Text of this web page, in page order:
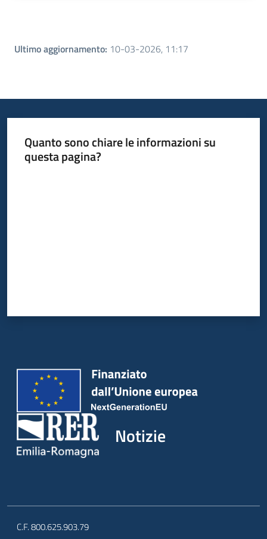
Ultimo aggiornamento: 10-03-2026, 11:17
Quanto sono chiare le informazioni su
questa pagina?
Notizie
C.F. 800.625.903.79